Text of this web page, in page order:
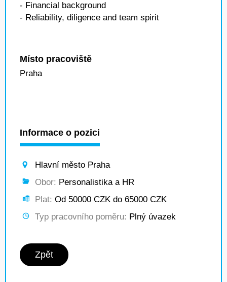
- Financial background
- Reliability, diligence and team spirit
Místo pracoviště
Praha
Informace o pozici
Hlavní město Praha
Obor: Personalistika a HR
Plat: Od 50000 CZK do 65000 CZK
Typ pracovního poměru: Plný úvazek
Zpět